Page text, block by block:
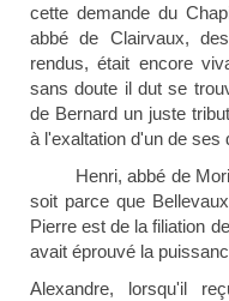
cette demande du
abbé de Clairvaux,
rendus, était encore
sans doute il dut se
de Bernard un juste
à l'exaltation d'un de ses
Henri, abbé de
soit parce que
Pierre est de la filiation
avait éprouvé la
Alexandre, lorsqu'il